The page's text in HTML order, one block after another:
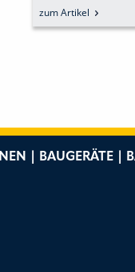
zum Artikel
| BAUGERÄTE |